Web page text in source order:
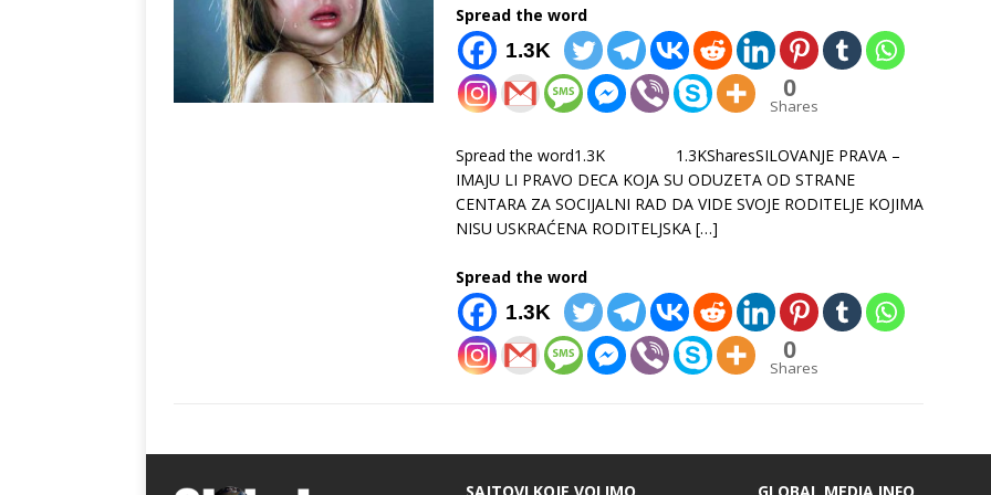
Spread the word
1.3K
0
Shares
Spread the word1.3K 1.3KSharesSILOVANJE PRAVA –
IMAJU LI PRAVO DECA KOJA SU ODUZETA OD STRANE
CENTARA ZA SOCIJALNI RAD DA VIDE SVOJE RODITELJE KOJIMA
NISU USKRAĆENA RODITELJSKA […]
Spread the word
1.3K
0
Shares